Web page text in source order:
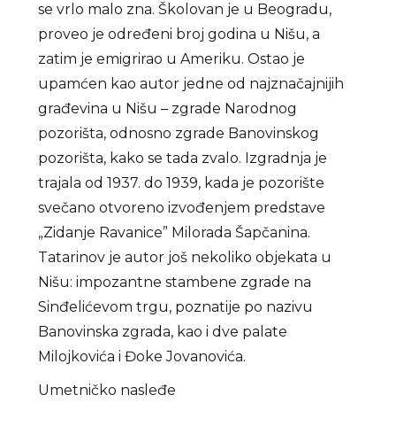
se vrlo malo zna. Školovan je u Beogradu,
proveo je određeni broj godina u Nišu, a
zatim je emigrirao u Ameriku. Ostao je
upamćen kao autor jedne od najznačajnijih
građevina u Nišu – zgrade Narodnog
pozorišta, odnosno zgrade Banovinskog
pozorišta, kako se tada zvalo. Izgradnja je
trajala od 1937. do 1939, kada je pozorište
svečano otvoreno izvođenjem predstave
„Zidanje Ravanice” Milorada Šapčanina.
Tatarinov je autor još nekoliko objekata u
Nišu: impozantne stambene zgrade na
Sinđelićevom trgu, poznatije po nazivu
Banovinska zgrada, kao i dve palate
Milojkovića i Đoke Jovanovića.
Umetničko nasleđe